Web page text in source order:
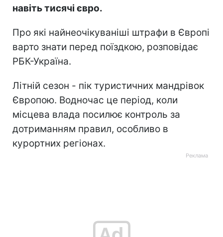
навіть тисячі євро.
Про які найнеочікуваніші штрафи в Європі
варто знати перед поїздкою, розповідає
РБК-Україна.
Літній сезон - пік туристичних мандрівок
Європою. Водночас це період, коли
місцева влада посилює контроль за
дотриманням правил, особливо в
курортних регіонах.